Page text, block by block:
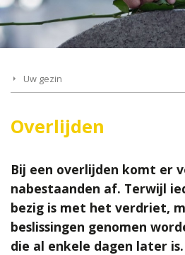
Uw gezin
Overlijden
Bij een overlijden komt er
nabestaanden af. Terwijl
bezig is met het verdriet,
beslissingen genomen
die al enkele dagen later